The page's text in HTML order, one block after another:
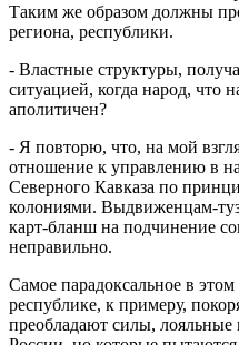
Таким же образом должны
региона, республики.
- Властные структуры,
ситуацией, когда народ, что
аполитичен?
- Я повторю, что, на мой
отношение к управлению в
Северного Кавказа по
колониями. Выдвиженцам-
карт-бланш на подчинение
неправильно.
Самое парадоксальное в
республике, к примеру,
преобладают силы, лояльные